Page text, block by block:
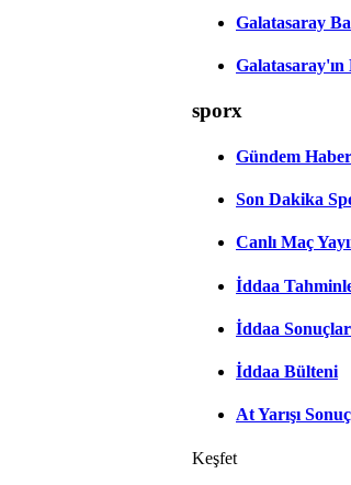
Galatasaray
Galatasaray'ın
sporx
Gündem
Son Dakika
Canlı Maç
İddaa
İddaa
İddaa Bülteni
At Yarışı
Keşfet